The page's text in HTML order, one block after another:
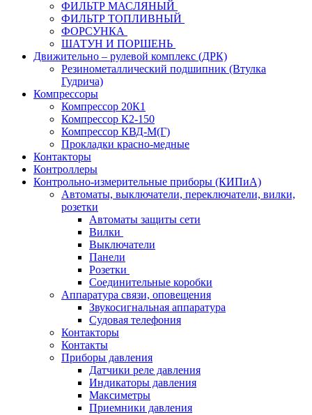
ФИЛЬТР МАСЛЯНЫЙ
ФИЛЬТР ТОПЛИВНЫЙ
ФОРСУНКА
ШАТУН И ПОРШЕНЬ
Движительно – рулевой комплекс (ДРК)
Резинометаллический подшипник (Втулка
Гудрича)
Компрессоры
Компрессор 20К1
Компрессор К2-150
Компрессор КВД-М(Г)
Прокладки красно-медные
Контакторы
Контроллеры
Контрольно-измерительные приборы (КИПиА)
Автоматы, выключатели, переключатели, вилки,
розетки
Автоматы защиты сети
Вилки
Выключатели
Панели
Розетки
Соединительные коробки
Аппаратура связи, оповещения
Звукосигнальная аппаратура
Судовая телефония
Контакторы
Контакты
Приборы давления
Датчики реле давления
Индикаторы давления
Максиметры
Приемники давления